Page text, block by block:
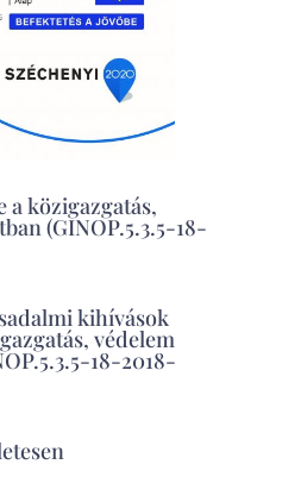
a közigazgatás,
(GINOP.5.3.5-18-
kihívások
védelem
18-2018-